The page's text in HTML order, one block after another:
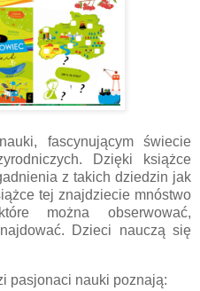
fascynującym świecie
Dzięki książce
z takich dziedzin jak
tej znajdziecie mnóstwo
można obserwować,
Dzieci nauczą się
pasjonaci nauki poznają: